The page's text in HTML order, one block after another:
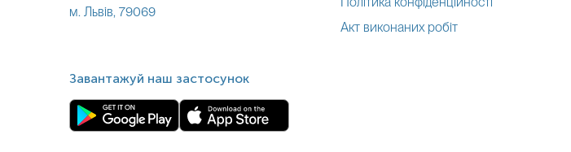
м. Львів, 79069
Акт виконаних робіт
Завантажуй наш застосунок